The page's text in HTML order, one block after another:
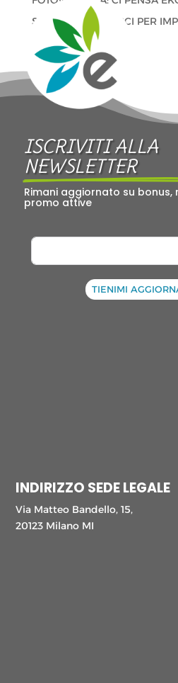
Stefano Velati
CCI PER
ISCRIVITI ALLA
NEWSLETTER
Rimani aggiornato su bonus,
promo attive
TIENIMI
INDIRIZZO SEDE LEGALE
Via Matteo Bandello, 15,
20123 Milano MI